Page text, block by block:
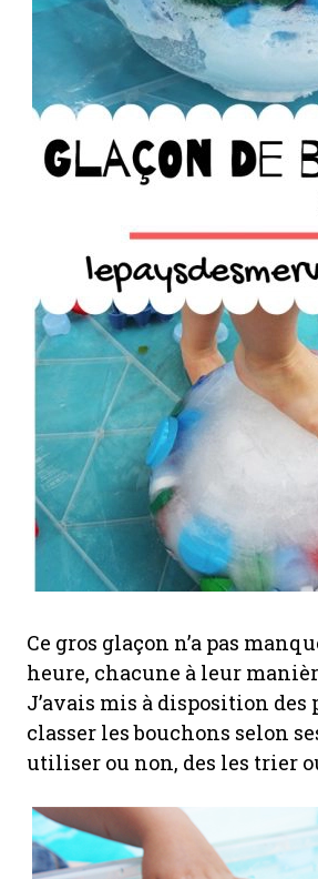
Ce gros glaçon n’a pas
heure, chacune à leur
J’avais mis à disposition
classer les bouchons selon
utiliser ou non, des les trier